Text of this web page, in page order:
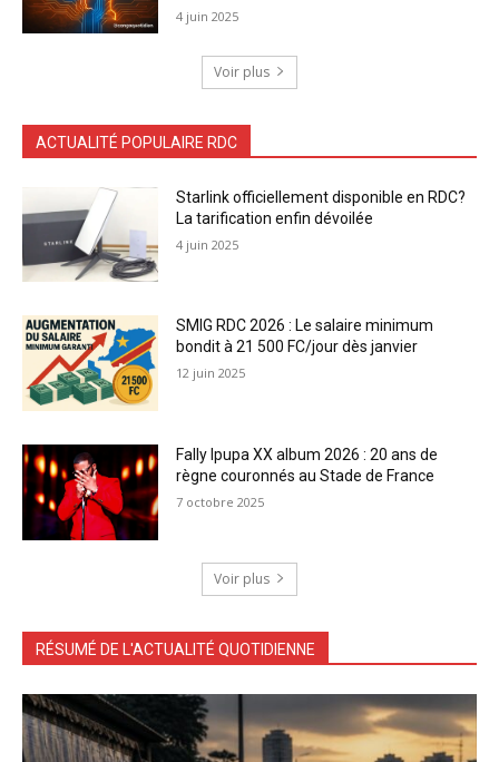
4 juin 2025
Voir plus
ACTUALITÉ POPULAIRE RDC
Starlink officiellement disponible en RDC?
La tarification enfin dévoilée
4 juin 2025
SMIG RDC 2026 : Le salaire minimum
bondit à 21 500 FC/jour dès janvier
12 juin 2025
Fally Ipupa XX album 2026 : 20 ans de
règne couronnés au Stade de France
7 octobre 2025
Voir plus
RÉSUMÉ DE L'ACTUALITÉ QUOTIDIENNE